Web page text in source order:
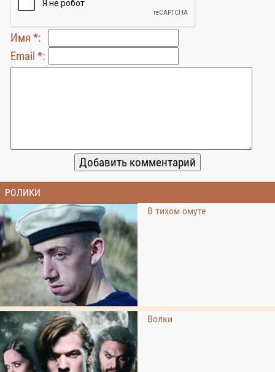
Имя *:
Email *:
РОЛИКИ
В тихом омуте
Волки